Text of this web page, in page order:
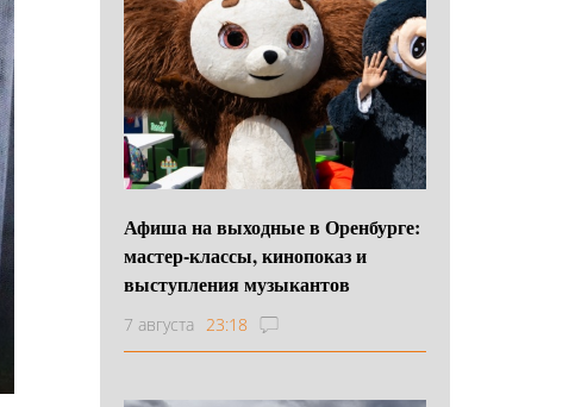
Афиша на выходные в Оренбурге:
мастер-классы, кинопоказ и
выступления музыкантов
7 августа 23:18